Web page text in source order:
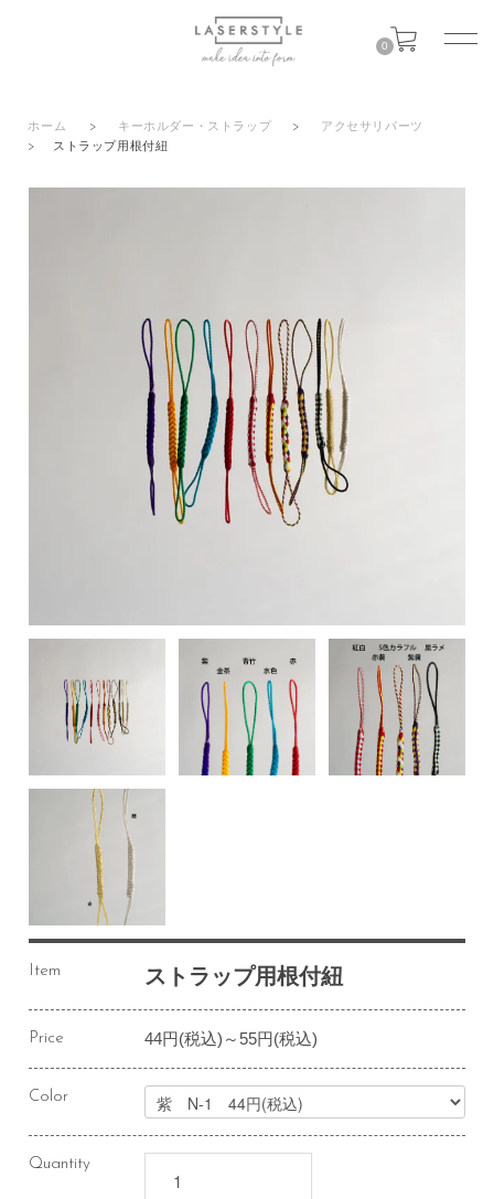
0
ホーム > キーホルダー・ストラップ >
アクセサリパーツ
>
ストラップ用根付紐
Item ストラップ用根付紐
Price 44円(税込)～55円(税込)
Color
Quantity